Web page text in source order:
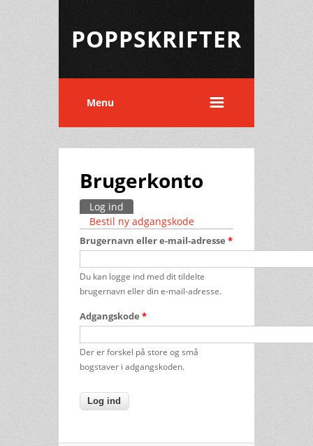
POPPSKRIFTER
Menu
Brugerkonto
Primære faneblade
Log ind
Bestil ny adgangskode
Brugernavn eller e-mail-adresse *
Du kan logge ind med dit tildelte
brugernavn eller din e-mail-adresse.
Adgangskode *
Der er forskel på store og små
bogstaver i adgangskoden.